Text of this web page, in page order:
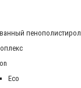
пенополистирол
Eco